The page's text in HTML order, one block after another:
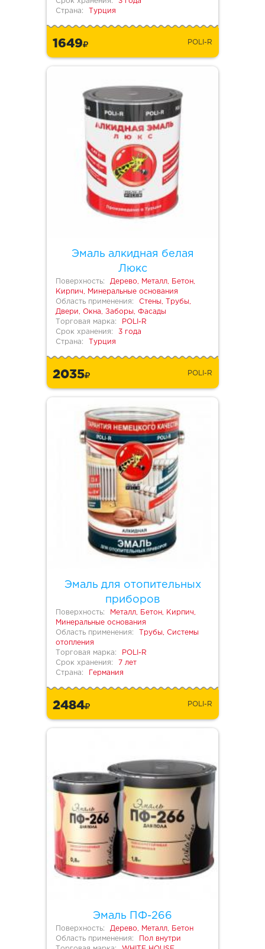
Страна:
Турция
1649 POLI-R
Эмаль алкидная белая
Люкс
Поверхность:
Дерево, Металл, Бетон,
Кирпич, Минеральные основания
Область применения:
Стены, Трубы,
Двери, Окна, Заборы, Фасады
Торговая марка:
POLI-R
Срок хранения:
3 года
Страна:
Турция
2035 POLI-R
Эмаль для отопительных
приборов
Поверхность:
Металл, Бетон, Кирпич,
Минеральные основания
Область применения:
Трубы, Системы
отопления
Торговая марка:
POLI-R
Срок хранения:
7 лет
Страна:
Германия
2484 POLI-R
Эмаль ПФ-266
Поверхность:
Дерево, Металл, Бетон
Область применения:
Пол внутри